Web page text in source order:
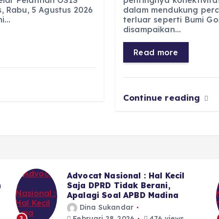
Rabu, 5 Agustus 2026
e
b
o
o
k
ts
A
p
p
g
r
a
e
n
dalam mendukung
terluar seperti Bumi
disampaikan…
Read more
Continue reading
Sekitar LPJU Kotanopan, 6 Dari
7 Anggota DPRD Madina II
Memilih Bungkam
Dina Sukandar